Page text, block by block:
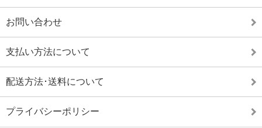
お問い合わせ
支払い方法について
配送方法･送料について
プライバシーポリシー